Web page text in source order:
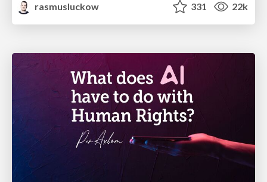
rasmusluckow
331 22k